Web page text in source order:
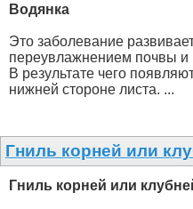
Водянка
Это заболевание
переувлажнением почвы
В результате чего
нижней стороне листа. ...
Гниль корней или
Гниль корней или